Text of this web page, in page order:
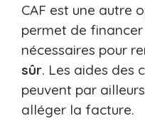
CAF est une autre
permet de
nécessaires pour
sûr. Les aides des
peuvent par
alléger la facture.